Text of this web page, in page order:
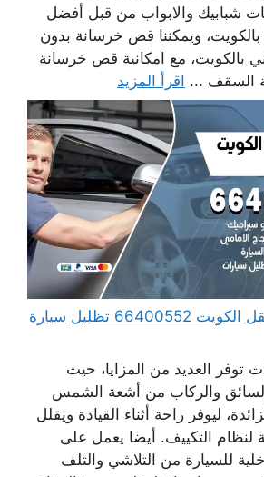
شبابيك والابواب من قبل أفضل
ويمكننا قص خرسانة بدون
بالكويت، مع امكانية قص خرسانة
السقف ... اقرأ المزيد
تظليل سيارات متنقل الكويت 66400552 تظليل سيارة
توفر العديد من المزايا، حيث
والركاب من أشعة الشمس
ليوفر راحة أثناء القيادة ويقلل
لنظام التكييف. أيضا يعمل على
للسيارة من التلاشي والتلف